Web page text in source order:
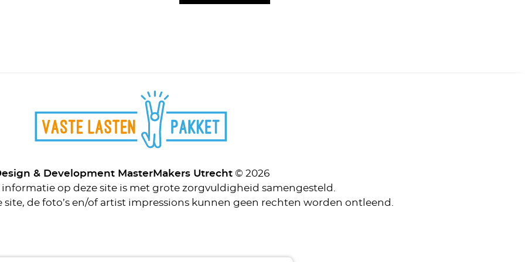
& Development MasterMakers Utrecht© 2026
op deze site is met grote zorgvuldigheid samengesteld.
de foto’s en/of artist impressions kunnen geen rechten worden ontleend.